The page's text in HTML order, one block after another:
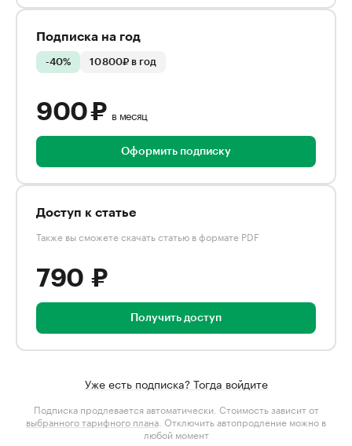
Подписка на год
-40% 10 800₽ в год
900 ₽ в месяц
Оформить подписку
Доступ к статье
Также вы сможете скачать статью в формате PDF
790 ₽
Получить доступ
Уже есть подписка? Тогда войдите
Подписка продлевается автоматически. Стоимость зависит от
выбранного тарифного плана . Отключить автопродление можно в
любой момент